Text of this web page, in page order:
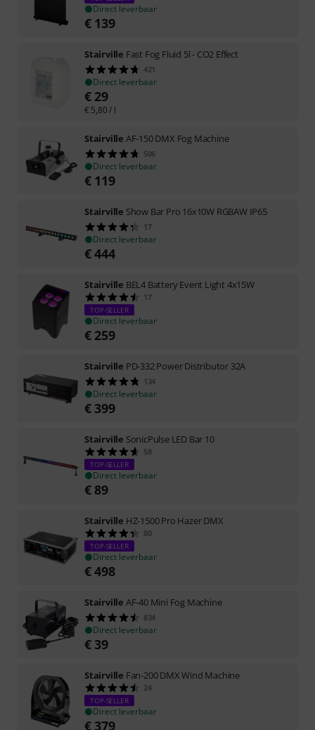
Direct leverbaar
€ 139
Stairville Fast Fog Fluid 5l - CO2 Effect
421
Direct leverbaar
€ 29
€ 5,80/ l
Stairville AF-150 DMX Fog Machine
506
Direct leverbaar
€ 119
Stairville Show Bar Pro 16x10W RGBAW IP65
17
Direct leverbaar
€444
Stairville BEL4 Battery Event Light 4x15W
17
TOP-SELLER
Direct leverbaar
€ 259
Stairville PD-332 Power Distributor 32A
134
Direct leverbaar
€ 399
Stairville SonicPulse LED Bar 10
58
TOP-SELLER
Direct leverbaar
€ 89
Stairville HZ-1500 Pro Hazer DMX
80
TOP-SELLER
Direct leverbaar
€498
Stairville AF-40 Mini Fog Machine
834
Direct leverbaar
€ 39
Stairville Fan-200 DMX Wind Machine
24
TOP-SELLER
Direct leverbaar
€ 379